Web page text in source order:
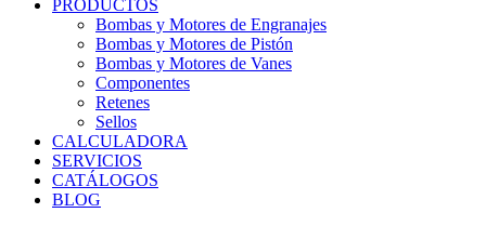
PRODUCTOS
Bombas y Motores de Engranajes
Bombas y Motores de Pistón
Bombas y Motores de Vanes
Componentes
Retenes
Sellos
CALCULADORA
SERVICIOS
CATÁLOGOS
BLOG